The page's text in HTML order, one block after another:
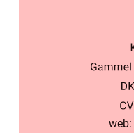
web: